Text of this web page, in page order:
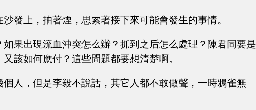
發上，抽著煙，思索著接下來可能會發生的事情。
如果出現流血沖突怎么辦？抓到之后怎么處理？陳君同要是
該如何應付？這些問題都要想清楚啊。
個人，但是李毅不說話，其它人都不敢做聲，一時鴉雀無